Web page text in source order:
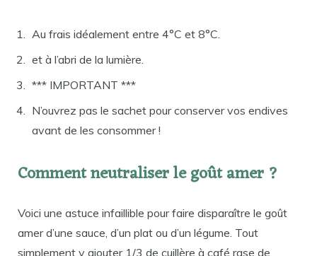
Au frais idéalement entre 4°C et 8°C.
et à l’abri de la lumière.
*** IMPORTANT ***
N’ouvrez pas le sachet pour conserver vos endives
avant de les consommer !
Comment neutraliser le goût amer ?
Voici une astuce infaillible pour faire disparaître le goût
amer d’une sauce, d’un plat ou d’un légume. Tout
simplement y ajouter 1/3 de cuillère à café rase de